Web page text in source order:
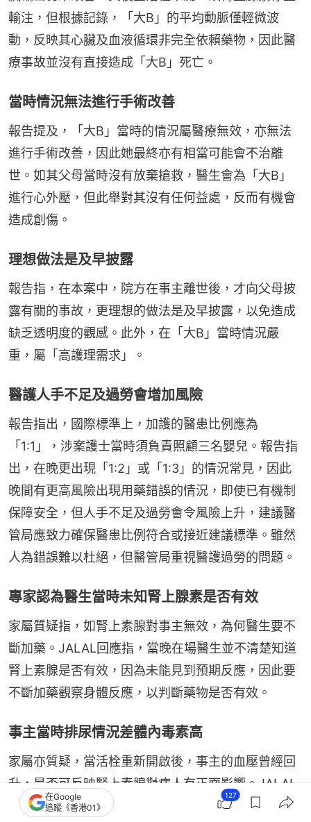
輸注，但根據記錄，「大B」的平均動脈僅輕微波
動，反映其心臟及血液循環非完全依賴藥物，因此醫
療事故並沒有直接造成「大B」死亡。
當時情況無法進行手術改善
報告提及，「大B」當時的情況屬醫療無效，亦無法
進行手術改善，因此她最終亦有相當可能會不治離
世。如其父母當時沒有放棄搶救，醫生會為「大B」
進行心外壓，但此舉對其沒有任何益處，反而有機會
造成創傷。
理想做法是及早披露
報告指，在本案中，院方在事主離世後，才向父母披
露有關的事故，更理想的做法是及早披露，以免造成
缺乏透明度的觀感。此外，在「大B」當時情況嚴
重，屬「高護理需求」。
醫護人手不足及過勞會增加風險
報告指出，國際標準上，加護的醫患比例應為
「1:1」，涉案護士當時須負責照顧三名嬰兒。報告指
出，在晚更出現「1:2」或「1:3」的情況常見，因此
晚間有更高風險出現用藥錯誤的情況，即使已有機制
保障安全，但人手不足及過勞會令風險上升，建議醫
管局應致力確保醫患比例符合或接近建議標準。雖然
人為錯誤難以杜絕，但醫管局重視醫護過勞的問題。
專家認為醫生當時未知腎上腺素是否有效
家屬質疑指，如腎上素腺對事主無效，為何醫生要不
斷加藥。JALAL回應指，當晚在場醫生並不清楚知道
腎上素腺是否有效，因為未能見到預期反應，因此要
不斷加藥觀察身體反應，以判斷藥物是否有效。
事主當時排尿情況差體內毒素高
家屬亦質疑，當活栓重新開啟後，事主的血壓曾經回
升，是否可反映腎上素腺對病人有正面影響。JALAL
解釋，不能單憑血壓反映循環情況 ，事主當時排尿情
在Google
追蹤《香港01》
127